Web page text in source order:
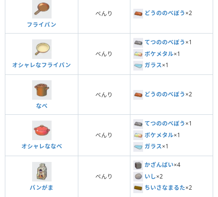
フライパン
べんり どうののべぼう ×2
オシャレなフライパン
べんり
てつののべぼう ×1
ポケメタル×1
ガラス×1
なべ
べんり どうののべぼう ×2
オシャレななべ
べんり
てつののべぼう ×1
ポケメタル×1
ガラス×1
パンがま
べんり
かざんばい×4
いし×2
ちいさなまるた×2